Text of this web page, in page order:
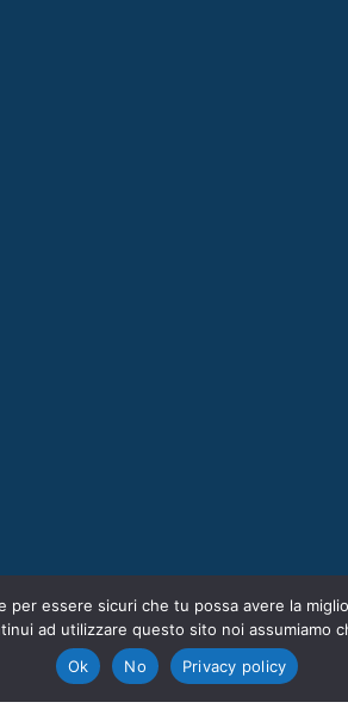
per essere sicuri che tu possa avere la
ad utilizzare questo sito noi assumiamo
Ok
No Privacy policy